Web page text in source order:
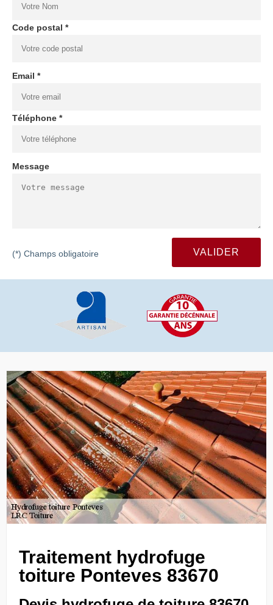
Code postal *
Email *
Téléphone *
Message
(*) Champs obligatoire
Traitement hydrofuge
toiture Ponteves 83670